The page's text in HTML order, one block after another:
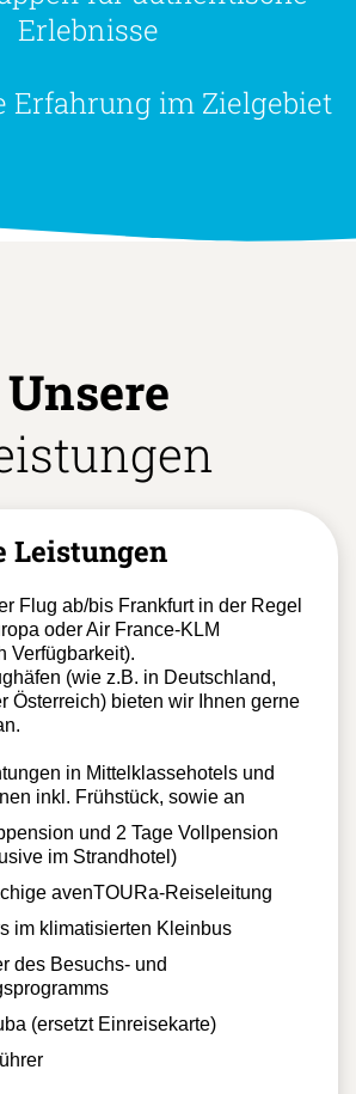
für authentische
Erfahrung im Zielgebiet
Unsere
Leistungen
Flug ab/bis Frankfurt in der Regel
oder Air France-KLM
Verfügbarkeit).
(wie z.B. in Deutschland,
Österreich) bieten wir Ihnen gerne
in Mittelklassehotels und
inkl. Frühstück, sowie an
und 2 Tage Vollpension
im Strandhotel)
avenTOURa-Reiseleitung
im klimatisierten Kleinbus
des Besuchs- und
(ersetzt Einreisekarte)